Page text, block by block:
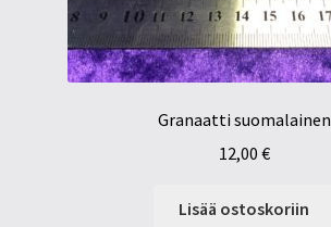
Granaatti suomalainen
12,00 €
Lisää ostoskoriin